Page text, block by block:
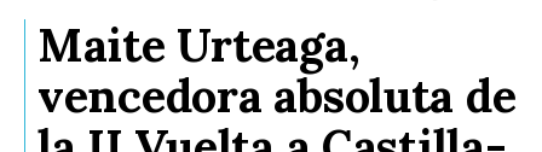
Maite Urteaga,
vencedora absoluta de